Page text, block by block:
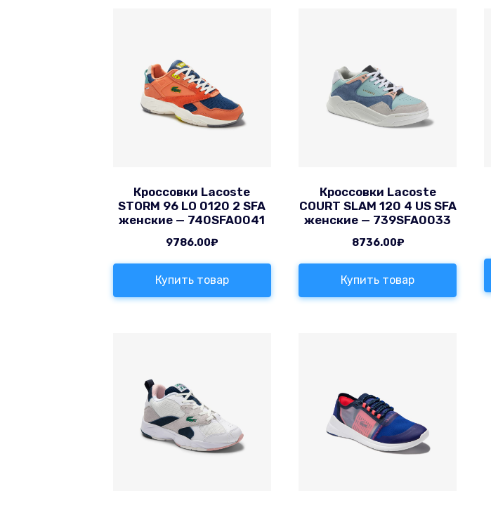
Кроссовки Lacoste
STORM 96 LO 0120 2 SFA
женские — 740SFA0041
9786.00₽
Купить товар
Кроссовки Lacoste
COURT SLAM 120 4 US SFA
женские — 739SFA0033
8736.00₽
Купить товар